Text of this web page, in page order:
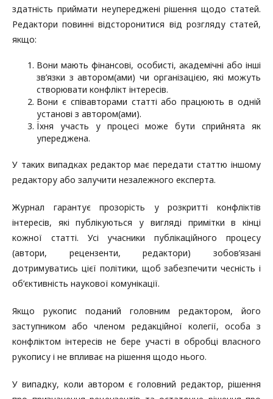
здатність приймати неупереджені рішення щодо статей.
Редактори повинні відсторонитися від розгляду статей,
якщо:
Вони мають фінансові, особисті, академічні або інші
зв’язки з автором(ами) чи організацією, які можуть
створювати конфлікт інтересів.
Вони є співавторами статті або працюють в одній
установі з автором(ами).
Їхня участь у процесі може бути сприйнята як
упереджена.
У таких випадках редактор має передати статтю іншому
редактору або залучити незалежного експерта.
Журнал гарантує прозорість у розкритті конфліктів
інтересів, які публікуються у вигляді примітки в кінці
кожної статті. Усі учасники публікаційного процесу
(автори, рецензенти, редактори) зобов’язані
дотримуватись цієї політики, щоб забезпечити чесність і
об’єктивність наукової комунікації.
Якщо рукопис поданий головним редактором, його
заступником або членом редакційної колегії, особа з
конфліктом інтересів не бере участі в обробці власного
рукопису і не впливає на рішення щодо нього.
У випадку, коли автором є головний редактор, рішення